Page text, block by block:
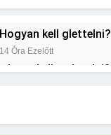
Hogyan kell glettelni?
14 Óra Ezelőtt
hogy kell számolni?